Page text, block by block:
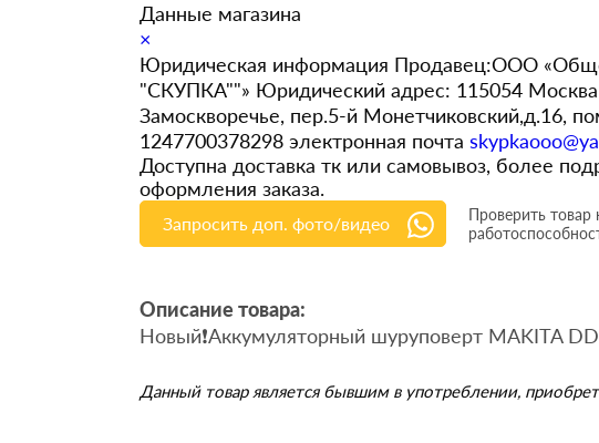
Данные магазина
×
Юридическая информация Продавец:ООО
"СКУПКА""» Юридический адрес: 115054 Москва
Замоскворечье, пер.5-й Монетчиковский,д.16,
1247700378298 электронная почта
Доступна доставка тк или самовывоз, более
оформления заказа.
Запросить доп. фото/видео
Проверить товар
Описание товара:
Новый❗️Аккумуляторный шуруповерт MAKITA
Данный товар является бывшим в употреблении,